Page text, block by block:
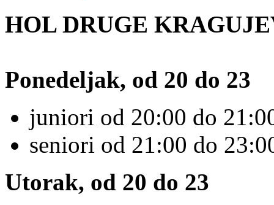
HOL DRUGE
Ponedeljak, od 20 do 23
juniori od 20:00 do
seniori od 21:00 do
Utorak, od 20 do 23